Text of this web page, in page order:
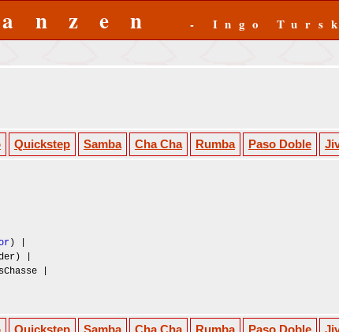
- Ingo
Quickstep Samba Cha Cha Rumba Paso Doble
) |
|
|
Quickstep Samba Cha Cha Rumba Paso Doble